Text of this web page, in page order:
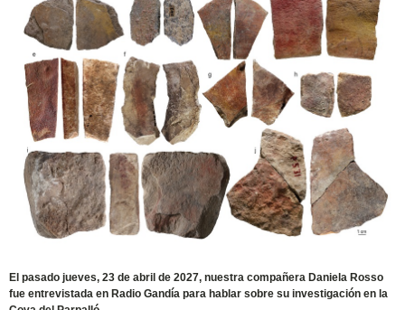
El pasado jueves, 23 de abril de 2027, nuestra compañera Daniela Rosso
fue entrevistada en Radio Gandía para hablar sobre su investigación en la